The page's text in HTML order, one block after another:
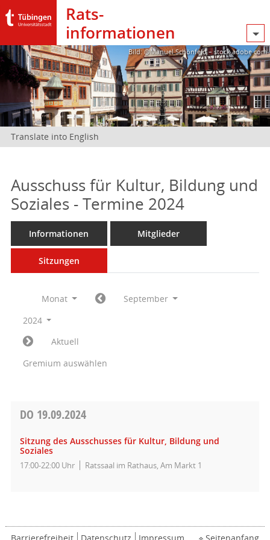
Rats­
informationen
Bild: @Manuel Schönfeld – stock.adobe.com
Translate into English
Ausschuss für Kultur, Bildung und
Soziales - Termine 2024
Informationen Mitglieder
Sitzungen
Monat
September
2024
Aktuell
Gremium auswählen
DO 19.09.2024
Sitzung des Ausschusses für Kultur, Bildung und
Soziales
17:00-22:00 Uhr Ratssaal im Rathaus, Am Markt 1